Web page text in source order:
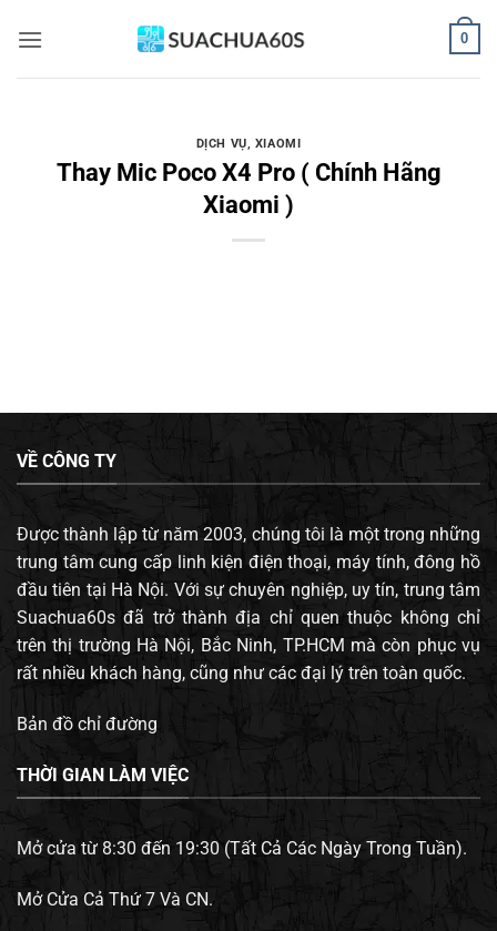
qua
0
DỊCH VỤ, XIAOMI
Thay Mic Poco X4 Pro ( Chính Hãng
Xiaomi )
VỀ CÔNG TY
Được thành lập từ năm 2003, chúng tôi là một trong những
trung tâm cung cấp linh kiện điện thoại, máy tính, đông hồ
đầu tiên tại Hà Nội. Với sự chuyên nghiệp, uy tín, trung tâm
Suachua60s đã trở thành địa chỉ quen thuộc không chỉ
trên thị trường Hà Nội, Bắc Ninh, TP.HCM mà còn phục vụ
rất nhiều khách hàng, cũng như các đại lý trên toàn quốc.
Bản đồ chỉ đường
THỜI GIAN LÀM VIỆC
Mở cửa từ 8:30 đến 19:30 (Tất Cả Các Ngày Trong Tuần).
Mở Cửa Cả Thứ 7 Và CN.